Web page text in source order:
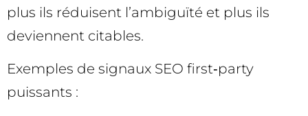
plus ils réduisent l’ambiguïté et plus ils
deviennent citables.
Exemples de signaux SEO first‑party
puissants :